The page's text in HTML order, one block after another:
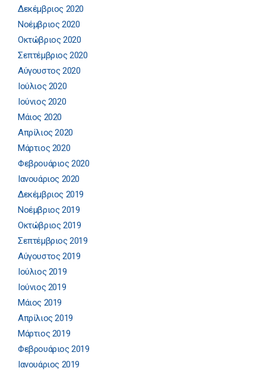
Δεκέμβριος 2020
Νοέμβριος 2020
Οκτώβριος 2020
Σεπτέμβριος 2020
Αύγουστος 2020
Ιούλιος 2020
Ιούνιος 2020
Μάιος 2020
Απρίλιος 2020
Μάρτιος 2020
Φεβρουάριος 2020
Ιανουάριος 2020
Δεκέμβριος 2019
Νοέμβριος 2019
Οκτώβριος 2019
Σεπτέμβριος 2019
Αύγουστος 2019
Ιούλιος 2019
Ιούνιος 2019
Μάιος 2019
Απρίλιος 2019
Μάρτιος 2019
Φεβρουάριος 2019
Ιανουάριος 2019